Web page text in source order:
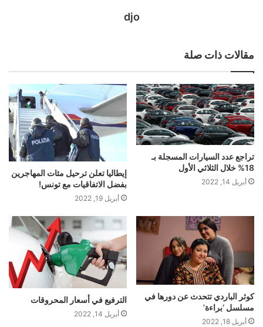
djo
مقالات ذات صلة
تراجع عدد السيارات المسجلة بـ
18% خلال الثلاثي الأول
أبريل 14, 2022
إيطاليا تعلن ترحيل مئات المهاجرين
بفضل الاتفاقيات مع تونس!
أبريل 19, 2022
كوثر الباردي تتحدث عن دورها في
مسلسل ‘براءة’
أبريل 18, 2022
الترفيع في أسعار المحروقات
أبريل 14, 2022